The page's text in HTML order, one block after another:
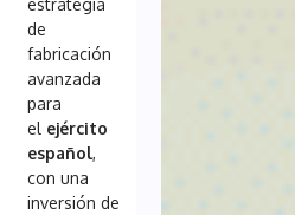
de
fabricación
avanzada
para
el ejército
español,
con una
inversión de